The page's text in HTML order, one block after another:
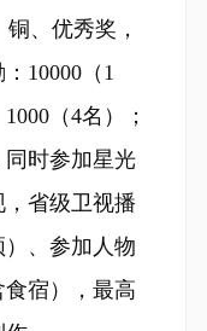
、优秀奖，
10000（1
（4名）；
时参加星光
省级卫视播
、参加人物
宿），最高